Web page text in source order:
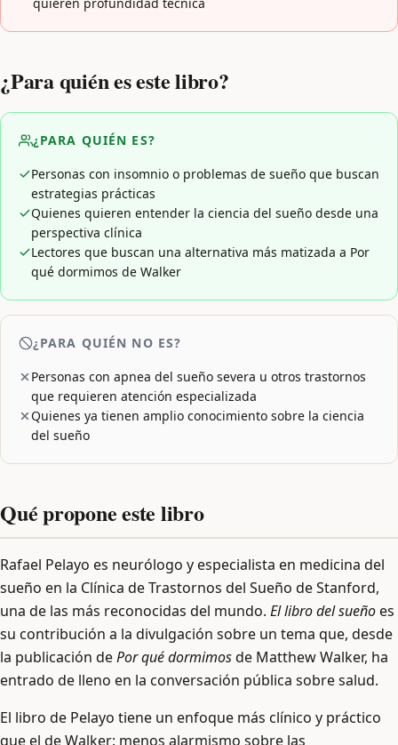
¿Para quién es este libro?
¿PARA QUIÉN ES?
Personas con insomnio o problemas de sueño que buscan
estrategias prácticas
Quienes quieren entender la ciencia del sueño desde una
perspectiva clínica
Lectores que buscan una alternativa más matizada a Por
qué dormimos de Walker
¿PARA QUIÉN NO ES?
Personas con apnea del sueño severa u otros trastornos
que requieren atención especializada
Quienes ya tienen amplio conocimiento sobre la ciencia
del sueño
Qué propone este libro
Rafael Pelayo es neurólogo y especialista en medicina del
sueño en la Clínica de Trastornos del Sueño de Stanford,
una de las más reconocidas del mundo. El libro del sueñoes
su contribución a la divulgación sobre un tema que, desde
la publicación dePor qué dormimosde Matthew Walker, ha
entrado de lleno en la conversación pública sobre salud.
El libro de Pelayo tiene un enfoque más clínico y práctico
que el de Walker: menos alarmismo sobre las